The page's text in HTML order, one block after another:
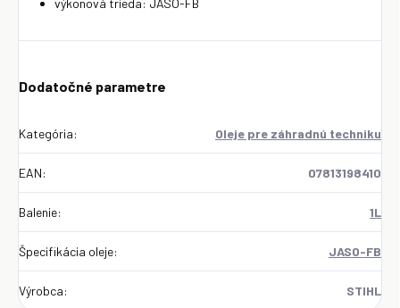
výkonová trieda: JASO-FB
Dodatočné parametre
Kategória: Oleje pre záhradnú techniku
EAN: 07813198410
Balenie: 1L
Špecifikácia oleje: JASO-FB
Výrobca: STIHL